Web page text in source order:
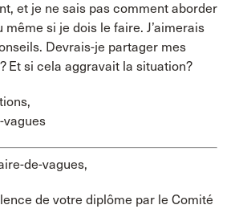
et je ne sais pas comment aborder
même si je dois le faire. J’aimerais
Devrais-je partager mes
Et si cela aggravait la situation?
vagues
de-vagues,
de votre diplôme par le Comité